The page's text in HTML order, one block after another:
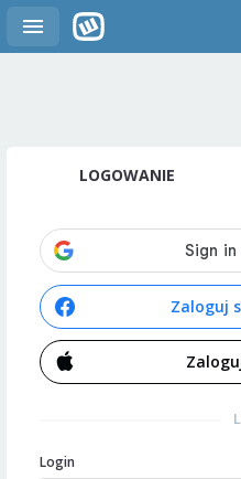
LOGOWANIE
Zaloguj
Login